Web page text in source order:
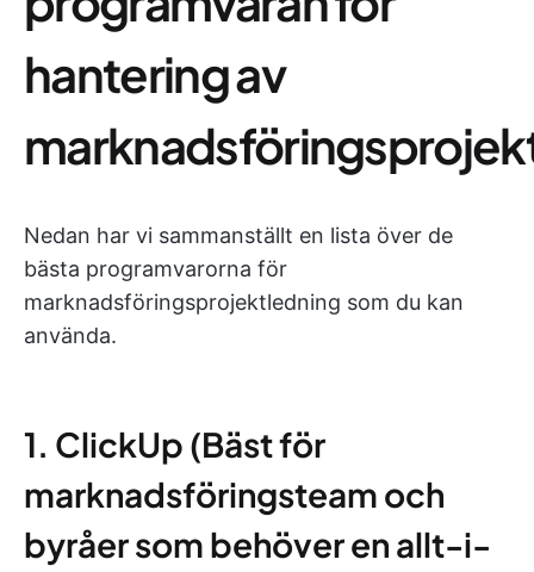
hantering av
Nedan har vi sammanställt en lista över de
bästa programvarorna för
marknadsföringsprojektledning som du kan
använda.
1. ClickUp (Bäst för
marknadsföringsteam och
byråer som behöver en allt-i-